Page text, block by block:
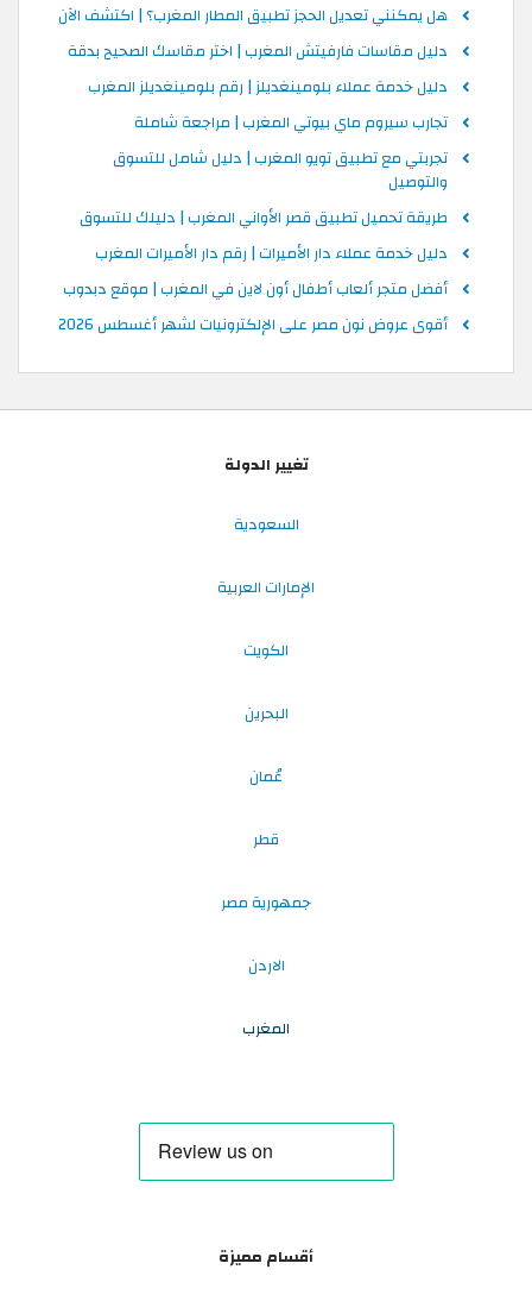
هل يمكنني تعديل الحجز تطبيق المطار المغرب؟ | اكتشف الآن
دليل مقاسات فارفيتش المغرب | اختر مقاسك الصحيح بدقة
دليل خدمة عملاء بلومينغديلز | رقم بلومينغديلز المغرب
تجارب سيروم ماي بيوتي المغرب | مراجعة شاملة
تجربتي مع تطبيق تويو المغرب | دليل شامل للتسوق
والتوصيل
طريقة تحميل تطبيق قصر الأواني المغرب | دليلك للتسوق
دليل خدمة عملاء دار الأميرات | رقم دار الأميرات المغرب
أفضل متجر ألعاب أطفال أون لاين في المغرب | موقع دبدوب
أقوى عروض نون مصر على الإلكترونيات لشهر أغسطس 2026
تغيير الدولة
السعودية
الإمارات العربية
الكويت
البحرين
عُمان
قطر
جمهورية مصر
الاردن
المغرب
أقسام مميزة